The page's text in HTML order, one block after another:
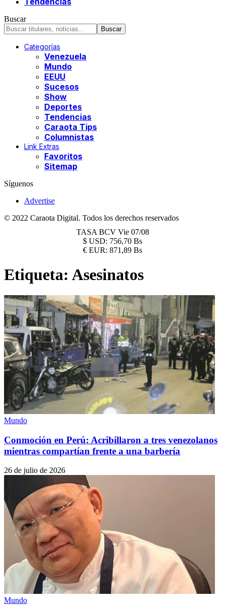
Buscar
Categorías
Venezuela
Mundo
EEUU
Sucesos
Show
Deportes
Tendencias
Caraota Tips
Columnistas
Link Extras
Favoritos
Sitemap
Síguenos
Advertise
© 2022 Caraota Digital. Todos los derechos reservados
TASA BCV Vie 07/08
$ USD: 756,70 Bs
€ EUR: 871,89 Bs
Etiqueta: Asesinatos
Mundo
Conmoción en Perú: Acribillaron a tres venezolanos
mientras compartían frente a una barbería
26 de julio de 2026
Mundo